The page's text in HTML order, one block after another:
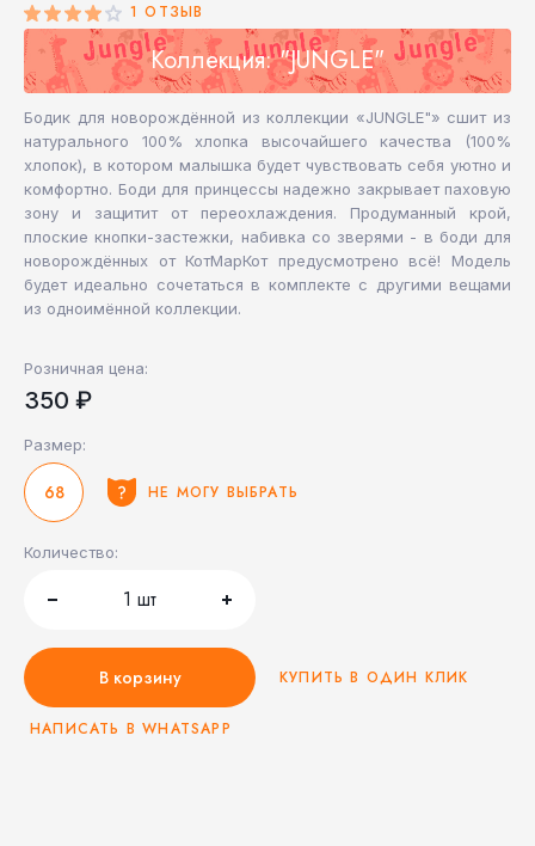
1 ОТЗЫВ
Коллекция: "JUNGLE"
Бодик для новорождённой из коллекции «JUNGLE"» сшит из
натурального 100% хлопка высочайшего качества (100%
хлопок), в котором малышка будет чувствовать себя уютно и
комфортно. Боди для принцессы надежно закрывает паховую
зону и защитит от переохлаждения. Продуманный крой,
плоские кнопки-застежки, набивка со зверями - в боди для
новорождённых от КотМарКот предусмотрено всё! Модель
будет идеально сочетаться в комплекте с другими вещами
из одноимённой коллекции.
Розничная цена:
350 ₽
Размер:
68 НЕ МОГУ ВЫБРАТЬ
Количество:
1 шт
В корзину КУПИТЬ В ОДИН КЛИК
НАПИСАТЬ В WHATSAPP